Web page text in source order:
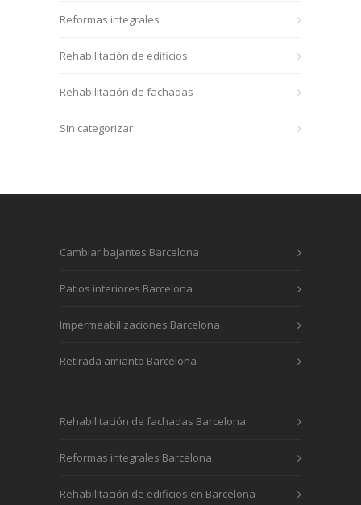
Reformas integrales
Rehabilitación de edificios
Rehabilitación de fachadas
Sin categorizar
Cambiar bajantes Barcelona
Patios interiores Barcelona
Impermeabilizaciones Barcelona
Retirada amianto Barcelona
Rehabilitación de fachadas Barcelona
Reformas integrales Barcelona
Rehabilitación de edificios en Barcelona